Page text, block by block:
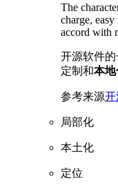
The
charge,
accord with
开源软件
定制和本地
参考来源开
局部化
本土化
定位